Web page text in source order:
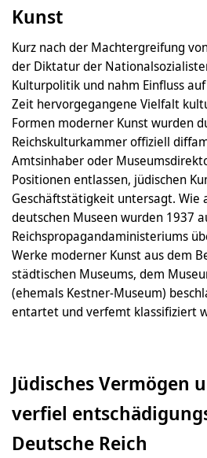
Kunst
Kurz nach der Machtergreifung
der Diktatur der
Kulturpolitik und nahm Einfluss
Zeit hervorgegangene Vielfalt
Formen moderner Kunst wurden
Reichskulturkammer offiziell
Amtsinhaber oder
Positionen entlassen, jüdischen
Geschäftstätigkeit untersagt. Wie
deutschen Museen wurden 1937
Reichspropagandaministeriums
Werke moderner Kunst aus dem
städtischen Museums, dem
(ehemals Kestner-Museum)
entartet und verfemt klassifiziert
Jüdisches Vermögen
verfiel
Deutsche Reich